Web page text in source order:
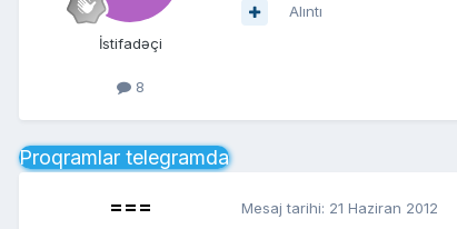
İstifadəçi
8
Alıntı
Proqramlar telegramda
=== Mesaj tarihi: 21 Haziran 2012